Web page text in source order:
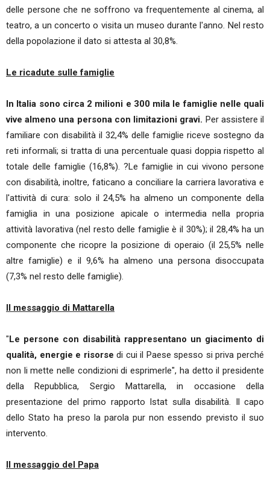
delle persone che ne soffrono va frequentemente al cinema, al
teatro, a un concerto o visita un museo durante l'anno. Nel resto
della popolazione il dato si attesta al 30,8%.
Le ricadute sulle famiglie
In Italia sono circa 2 milioni e 300 mila le famiglie nelle quali
vive almeno una persona con limitazioni gravi. Per assistere il
familiare con disabilità il 32,4% delle famiglie riceve sostegno da
reti informali; si tratta di una percentuale quasi doppia rispetto al
totale delle famiglie (16,8%). ?Le famiglie in cui vivono persone
con disabilità, inoltre, faticano a conciliare la carriera lavorativa e
l'attività di cura: solo il 24,5% ha almeno un componente della
famiglia in una posizione apicale o intermedia nella propria
attività lavorativa (nel resto delle famiglie è il 30%); il 28,4% ha un
componente che ricopre la posizione di operaio (il 25,5% nelle
altre famiglie) e il 9,6% ha almeno una persona disoccupata
(7,3% nel resto delle famiglie).
Il messaggio di Mattarella
"Le persone con disabilità rappresentano un giacimento di
qualità, energie e risorsedi cui il Paese spesso si priva perché
non li mette nelle condizioni di esprimerle", ha detto il presidente
della Repubblica, Sergio Mattarella, in occasione della
presentazione del primo rapporto Istat sulla disabilità. Il capo
dello Stato ha preso la parola pur non essendo previsto il suo
intervento.
Il messaggio del Papa